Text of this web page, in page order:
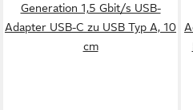
Generation 1,5 Gbit/s USB-
Adapter USB-C zu USB Typ A, 10
cm